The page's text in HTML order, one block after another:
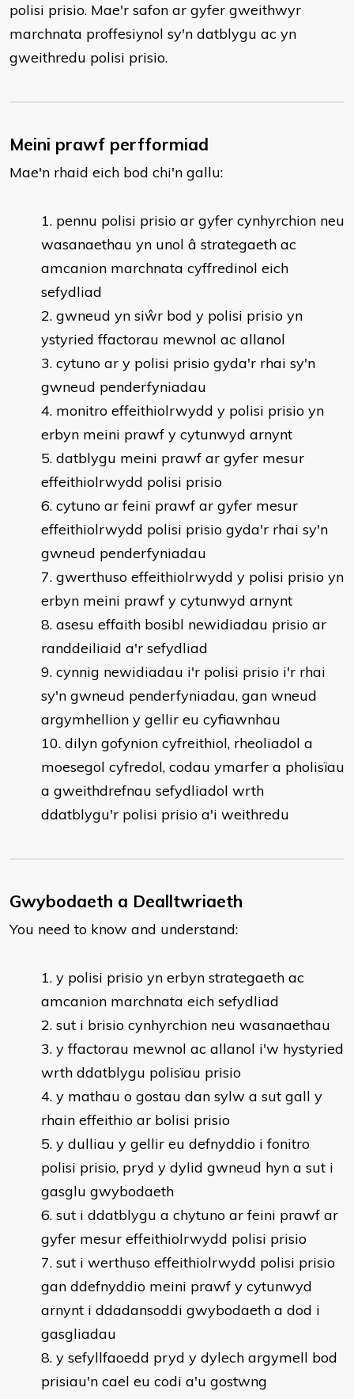
polisi prisio. Mae'r safon ar gyfer gweithwyr
marchnata proffesiynol sy'n datblygu ac yn
gweithredu polisi prisio.
Meini prawf perfformiad
Mae'n rhaid eich bod chi'n gallu:
pennu polisi prisio ar gyfer cynhyrchion neu
wasanaethau yn unol â strategaeth ac
amcanion marchnata cyffredinol eich
sefydliad
gwneud yn siŵr bod y polisi prisio yn
ystyried ffactorau mewnol ac allanol
cytuno ar y polisi prisio gyda'r rhai sy'n
gwneud penderfyniadau
monitro effeithiolrwydd y polisi prisio yn
erbyn meini prawf y cytunwyd arnynt
datblygu meini prawf ar gyfer mesur
effeithiolrwydd polisi prisio
cytuno ar feini prawf ar gyfer mesur
effeithiolrwydd polisi prisio gyda'r rhai sy'n
gwneud penderfyniadau
gwerthuso effeithiolrwydd y polisi prisio yn
erbyn meini prawf y cytunwyd arnynt
asesu effaith bosibl newidiadau prisio ar
randdeiliaid a'r sefydliad
cynnig newidiadau i'r polisi prisio i'r rhai
sy'n gwneud penderfyniadau, gan wneud
argymhellion y gellir eu cyfiawnhau
dilyn gofynion cyfreithiol, rheoliadol a
moesegol cyfredol, codau ymarfer a pholisïau
a gweithdrefnau sefydliadol wrth
ddatblygu'r polisi prisio a'i weithredu
Gwybodaeth a Dealltwriaeth
You need to know and understand:
y polisi prisio yn erbyn strategaeth ac
amcanion marchnata eich sefydliad
sut i brisio cynhyrchion neu wasanaethau
y ffactorau mewnol ac allanol i'w hystyried
wrth ddatblygu polisïau prisio
y mathau o gostau dan sylw a sut gall y
rhain effeithio ar bolisi prisio
y dulliau y gellir eu defnyddio i fonitro
polisi prisio, pryd y dylid gwneud hyn a sut i
gasglu gwybodaeth
sut i ddatblygu a chytuno ar feini prawf ar
gyfer mesur effeithiolrwydd polisi prisio
sut i werthuso effeithiolrwydd polisi prisio
gan ddefnyddio meini prawf y cytunwyd
arnynt i ddadansoddi gwybodaeth a dod i
gasgliadau
y sefyllfaoedd pryd y dylech argymell bod
prisiau'n cael eu codi a'u gostwng